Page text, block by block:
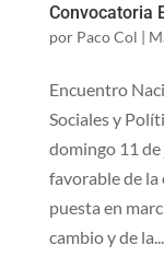
Convocatoria
por Paco Col |
Encuentro
Sociales y
domingo 11
favorable de
puesta en
cambio y de la...